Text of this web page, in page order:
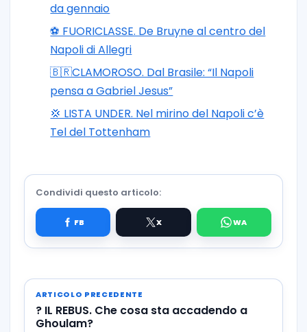
da gennaio
⚽️ FUORICLASSE. De Bruyne al centro del
Napoli di Allegri
🇧🇷CLAMOROSO. Dal Brasile: “Il Napoli
pensa a Gabriel Jesus”
💢 LISTA UNDER. Nel mirino del Napoli c’è
Tel del Tottenham
Condividi questo articolo:
ARTICOLO PRECEDENTE
? IL REBUS. Che cosa sta accadendo a
Ghoulam?